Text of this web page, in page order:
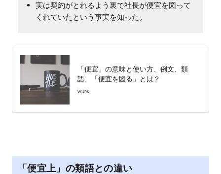
実は契約がとれるよう裏で社長が便宜を図って
くれていたという事実を知った。
「便宜」の意味と使い方、例文、類
語、「便宜を図る」とは？
WURK
「便宜上」の類語との違い